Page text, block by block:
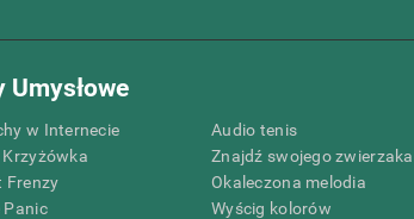
Umysłowe
w Internecie
Krzyżówka
Frenzy
Panic
Audio tenis
Znajdź swojego zwierzaka
Okaleczona melodia
Wyścig kolorów